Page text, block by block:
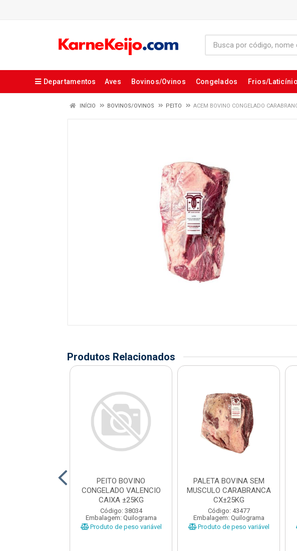
Departamentos Aves Bovinos/Ovinos Congelados Frios/
INÍCIO BOVINOS/OVINOS PEITO ACEM BOVINO CONGELADO
Produtos Relacionados
PEITO BOVINO
CONGELADO VALENCIO
CAIXA ±25KG
Código: 38034
Embalagem: Quilograma
Produto de peso variável
PALETA BOVINA SEM
MUSCULO CARABRANCA
CX±25KG
Código: 43477
Embalagem: Quilograma
Produto de peso variável